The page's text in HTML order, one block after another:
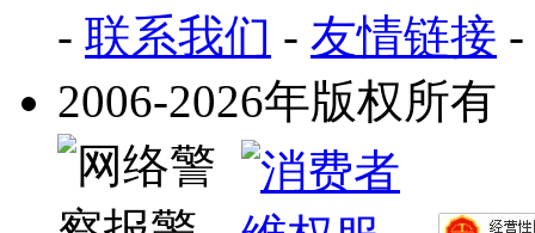
- 联系我们 - 友情链接 -
2006-2026年版权所有